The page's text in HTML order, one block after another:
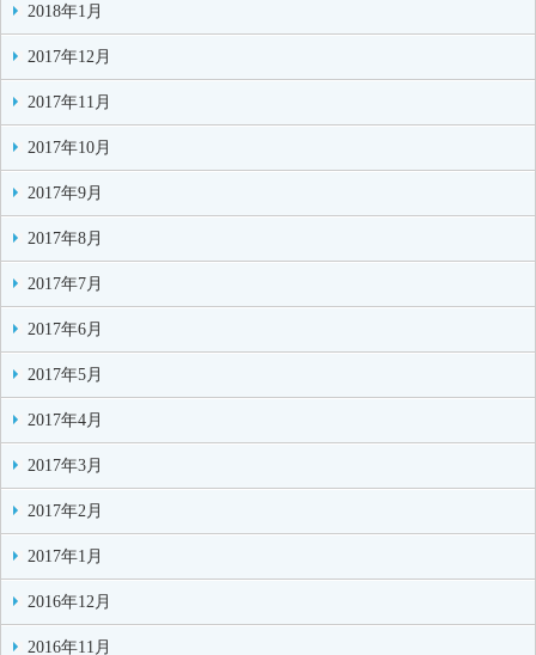
2018年1月
2017年12月
2017年11月
2017年10月
2017年9月
2017年8月
2017年7月
2017年6月
2017年5月
2017年4月
2017年3月
2017年2月
2017年1月
2016年12月
2016年11月